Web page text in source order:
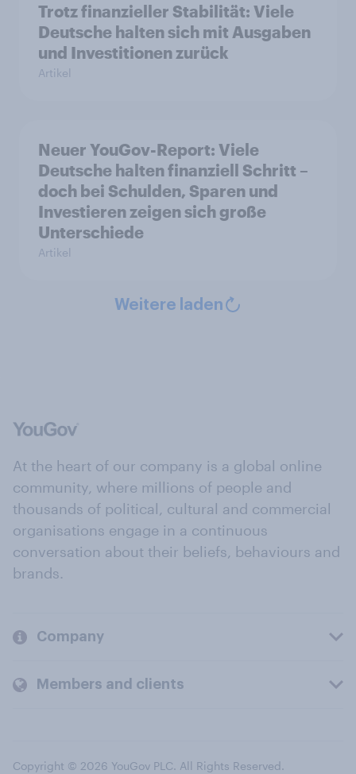
Trotz finanzieller Stabilität: Viele
Deutsche halten sich mit Ausgaben
und Investitionen zurück
Artikel
Neuer YouGov-Report: Viele
Deutsche halten finanziell Schritt –
doch bei Schulden, Sparen und
Investieren zeigen sich große
Unterschiede
Artikel
Weitere laden
At the heart of our company is a global online
community, where millions of people and
thousands of political, cultural and commercial
organisations engage in a continuous
conversation about their beliefs, behaviours and
brands.
Company
Members and clients
Copyright © 2026 YouGov PLC. All Rights Reserved.